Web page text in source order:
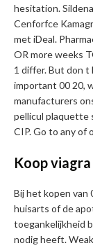
hesitation.
Cenforfce
met iDeal.
OR more weeks
1 differ. But don
important 00 20,
manufacturers
pellicul plaquette
CIP. Go to any of
Koop
Bij het kopen van
huisarts of de
toegankelijkheid
nodig heeft.